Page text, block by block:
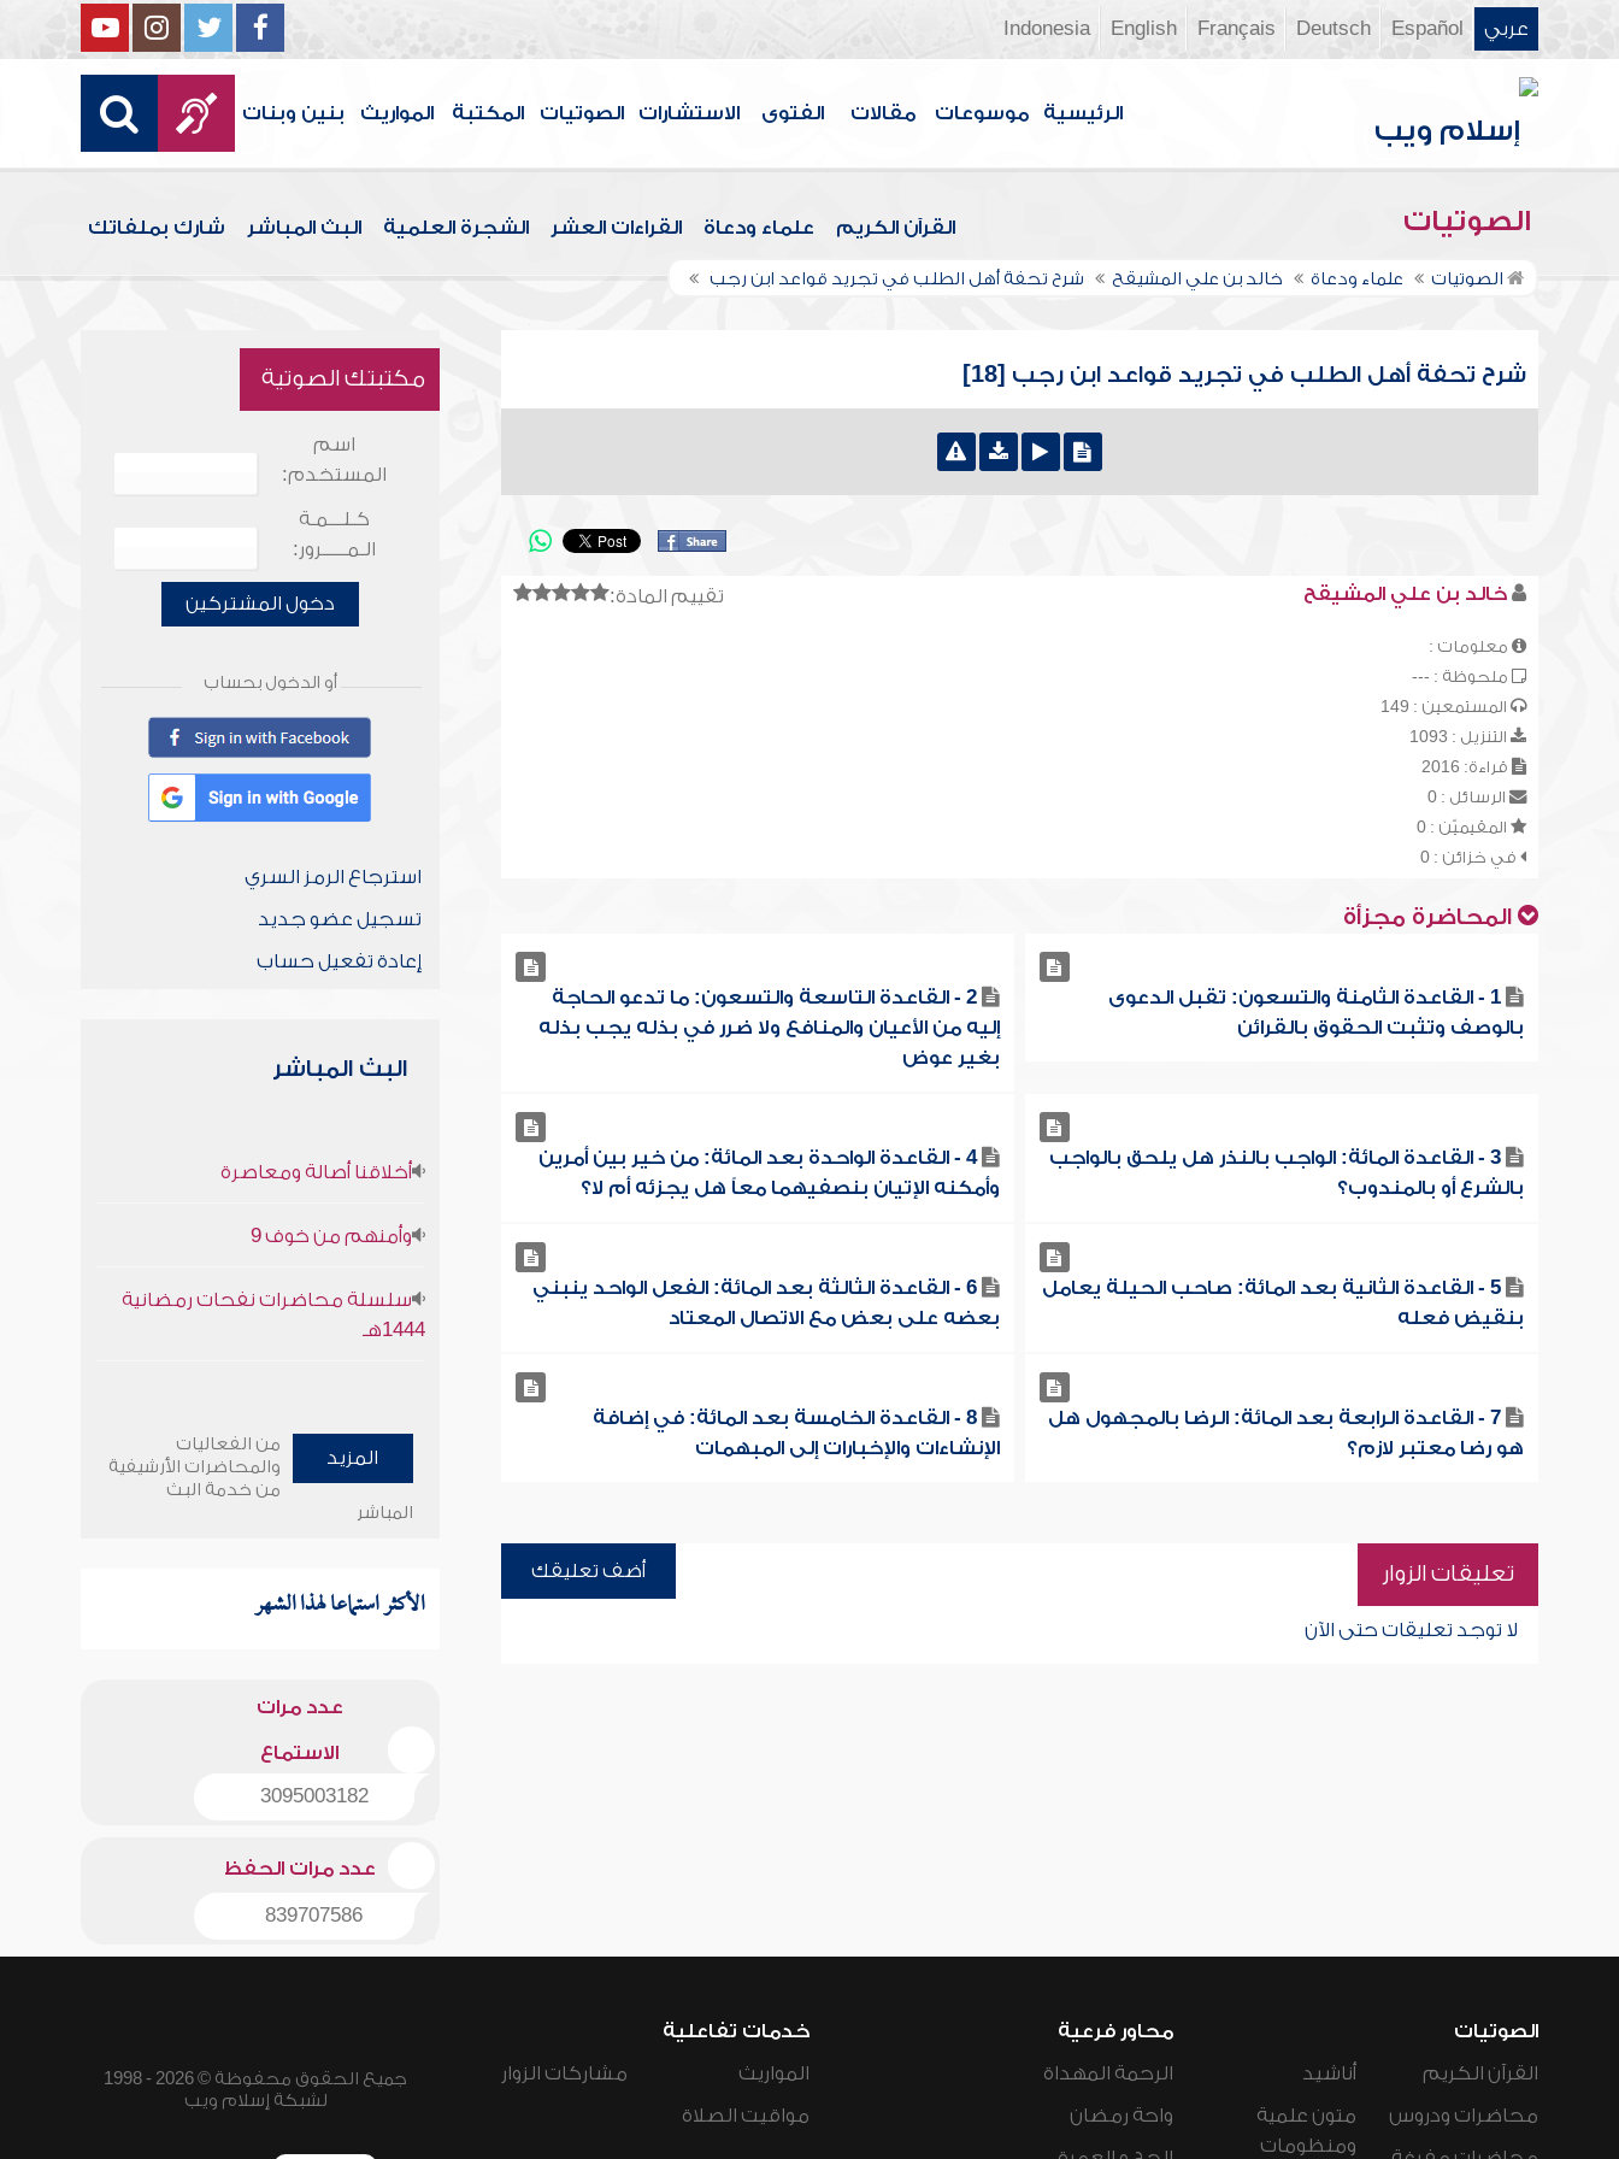
عربي Español
Deutsch
Français
English
Indonesia
الرئيسية موسوعات مقالات الفتوى الاستشارات الصوتيات المكتبة المواريث بنين وبنات
الصوتيات القرآن الكريم علماء ودعاة القراءات العشر الشجرة العلمية البث المباشر شارك بملفاتك
الصوتيات علماء ودعاة خالد بن علي المشيقح شرح تحفة أهل الطلب في تجريد قواعد ابن رجب
شرح تحفة أهل الطلب في تجريد قواعد ابن رجب [18]
تقييم المادة: خالد بن علي المشيقح
معلومات :
ملحوظة : ---
المستمعين : 149
التنزيل : 1093
قراءة: 2016
الرسائل : 0
المقيميّن : 0
في خزائن : 0
المحاضرة مجزأة
1 - القاعدة الثامنة والتسعون: تقبل الدعوى
بالوصف وتثبت الحقوق بالقرائن
2 - القاعدة التاسعة والتسعون: ما تدعو الحاجة
إليه من الأعيان والمنافع ولا ضرر في بذله يجب بذله
بغير عوض
3 - القاعدة المائة: الواجب بالنذر هل يلحق بالواجب
بالشرع أو بالمندوب؟
4 - القاعدة الواحدة بعد المائة: من خير بين أمرين
وأمكنه الإتيان بنصفيهما معاً هل يجزئه أم لا؟
5 - القاعدة الثانية بعد المائة: صاحب الحيلة يعامل
بنقيض فعله
6 - القاعدة الثالثة بعد المائة: الفعل الواحد ينبني
بعضه على بعض مع الاتصال المعتاد
7 - القاعدة الرابعة بعد المائة: الرضا بالمجهول هل
هو رضا معتبر لازم؟
8 - القاعدة الخامسة بعد المائة: في إضافة
الإنشاءات والإخبارات إلى المبهمات
تعليقات الزوار أضف تعليقك
لا توجد تعليقات حتى الآن
مكتبتك الصوتية
اسم
المستخدم:
كـلـــمـة
الـمـــــرور:
دخول المشتركين
أو الدخول بحساب
استرجاع الرمز السري
تسجيل عضو جديد
إعادة تفعيل حساب
البث المباشر
أخلاقنا أصالة ومعاصرة
وأمنهم من خوف 9
سلسلة محاضرات نفحات رمضانية
1444هـ
المزيد
من الفعاليات
والمحاضرات الأرشيفية
من خدمة البث
المباشر
الأكثر استماعا لهذا الشهر
عدد مرات
الاستماع
3095003182
عدد مرات الحفظ
839707586
الصوتيات
القرآن الكريم
محاضرات ودروس
أناشيد
متون علمية
ومنظومات
محاور فرعية
الرحمة المهداة
واحة رمضان
خدمات تفاعلية
المواريث
مواقيت الصلاة
مشاركات الزوار
جميع الحقوق محفوظة © 2026 - 1998
لشبكة إسلام ويب